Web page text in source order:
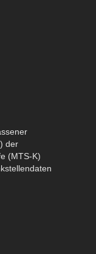
der
(MTS-K)